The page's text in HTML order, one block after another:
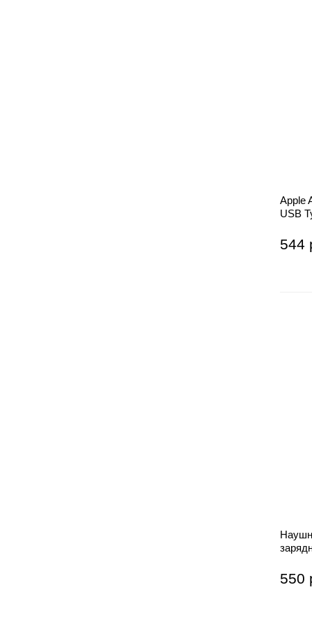
Apple
USB
544
550